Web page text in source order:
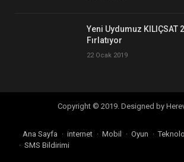
Yeni Uydumuz KILIÇSAT
Fırlatıyor
22 Ocak 2019
Copyright © 2019. Designed by
Ana Sayfa internet Mobil Oyun
SMS Bildirimi